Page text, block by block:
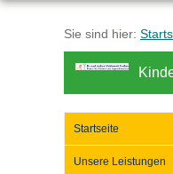
Sie sind hier:
Startseite
Unsere Leistungen